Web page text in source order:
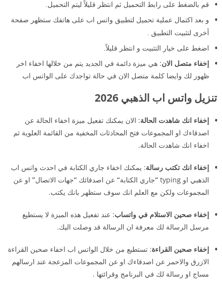
قم بالضغط على رابط التحميل ثم انتظر قليلاً ليتم التحميل.
و بعد اكتمال عملية تحميل لتطبيق واتس اب على هاتفك ستظهر صفحة
أخرى لتثبيت التطبيق .
اضغط على خيار التثبيت و انتظر قليلاً.
إخفاء متصل الان: هي ميزة دائمة في الجديد يتم من خلالها اخفاء اخر
ظهور لك وايضا كلمة متصل الان في حالة تواجدك على الواتس اب
تنزيل واتس اب الذهبي 2026
إخفاء انك شاهدت الحالة: الان يمكنك تفعيل ميزة اخفاء الحالة عن
اصدقاءك او المجموعات فتح المحادثات المخفية من القائمة العلوية ثم
اخفاء انك شاهدت الحالة.
إخفاء انك تكتب رسالة: يمكنك اخفاء جاري الكتابة في احدث واتس اب
الذهبي او typing
“جاري الكتابة“ عن اصدقائك “جهات الاتصال” او عن
المجموعات ولكن مع العلم انك سوف ستظهر بانك يكتب.
إخفاء صحين الاستلام في واتساب: عند تفعيل هذه الميزة لا يستطيع
مرسل الرسالة لك معرفة ان الرسالة قد وصلت اليك.
إخفاء صحين القراءة: تستطيع من خلال الواتس اب اخفاء صحين القراءة
الازرق والاحمر عن اصدقاءك او عن المجموعات المزعجة عند ارسالهم
مساج او رسالة لك في البرنامج وقرائتها .